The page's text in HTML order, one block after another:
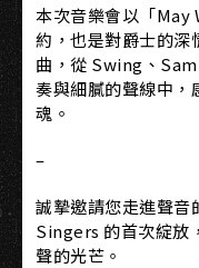
本次音樂會以「May
約，也是對爵士的深
曲，從 Swing、
奏與細膩的聲線中
魂。
–
誠摯邀請您走進聲音
Singers 的首次綻放
聲的光芒。